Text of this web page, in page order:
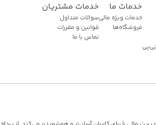
خدمات ما
خدمات ویژه مالی
فروشگاه‌ها
خدمات مشتریان
سوالات متداول
قوانین و مقررات
تماس با ما